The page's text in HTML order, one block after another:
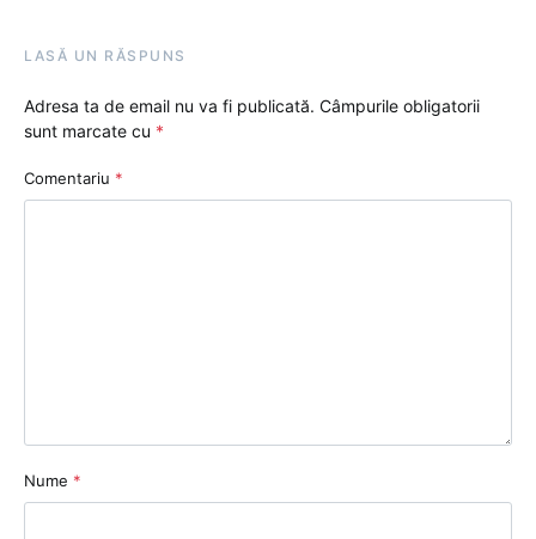
LASĂ UN RĂSPUNS
Adresa ta de email nu va fi publicată. Câmpurile obligatorii
sunt marcate cu *
Comentariu *
Nume *